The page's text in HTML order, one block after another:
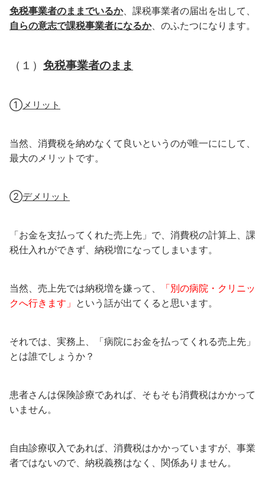
免税事業者のままでいるか、課税事業者の届出を出して、
自らの意志で課税事業者になるか、のふたつになります。
（１） 免税事業者のまま
① メリット
当然、消費税を納めなくて良いというのが唯一ににして、
最大のメリットです。
②デメリット
「お金を支払ってくれた売上先」で、消費税の計算上、課
税仕入れができず、納税増になってしまいます。
当然、売上先では納税増を嫌って、
「別の病院・クリニッ
クへ行きます」
という話が出てくると思います。
それでは、実務上、「病院にお金を払ってくれる売上先」
とは誰でしょうか？
患者さんは保険診療であれば、そもそも消費税はかかって
いません。
自由診療収入であれば、消費税はかかっていますが、事業
者ではないので、納税義務はなく、関係ありません。